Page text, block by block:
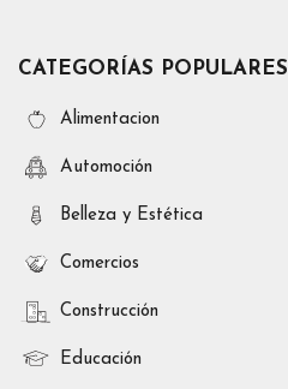
CATEGORÍAS POPULARES
Alimentacion
Automoción
Belleza y Estética
Comercios
Construcción
Educación